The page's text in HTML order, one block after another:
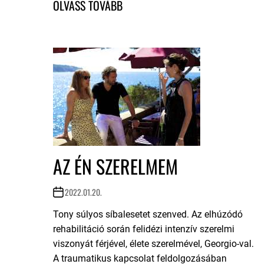
AZ ÉN SZERELMEM
2022.01.20.
Tony súlyos síbalesetet szenved. Az elhúzódó
rehabilitáció során felidézi intenzív szerelmi
viszonyát férjével, élete szerelmével, Georgio-val.
A traumatikus kapcsolat feldolgozásában